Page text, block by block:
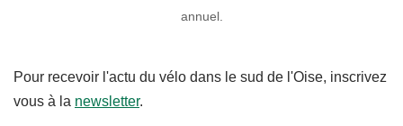
annuel.
Pour recevoir l'actu du vélo dans le sud de l'Oise, inscrivez
vous à la newsletter.